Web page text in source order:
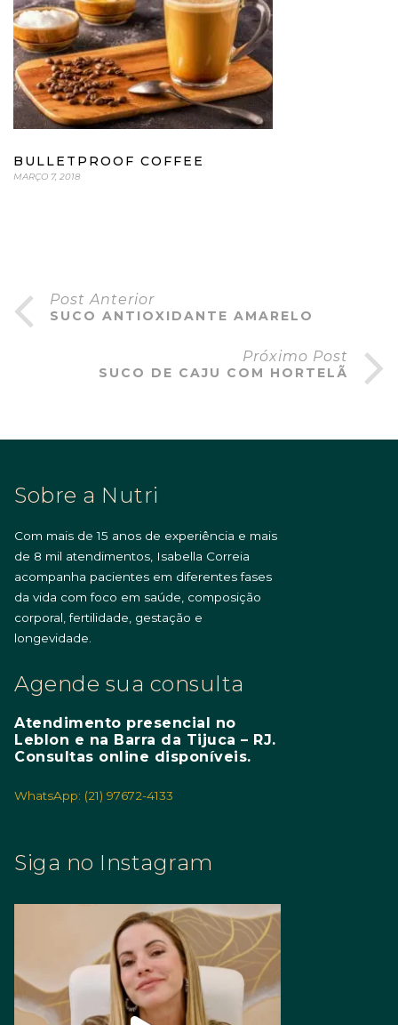
BULLETPROOF COFFEE
MARÇO 7, 2018
Post Anterior
SUCO ANTIOXIDANTE AMARELO
Próximo Post
SUCO DE CAJU COM HORTELÃ
Sobre a Nutri
Com mais de 15 anos de experiência e mais
de 8 mil atendimentos, Isabella Correia
acompanha pacientes em diferentes fases
da vida com foco em saúde, composição
corporal, fertilidade, gestação e
longevidade.
Agende sua consulta
Atendimento presencial no
Leblon e na Barra da Tijuca – RJ.
Consultas online disponíveis.
WhatsApp: (21) 97672-4133
Siga no Instagram